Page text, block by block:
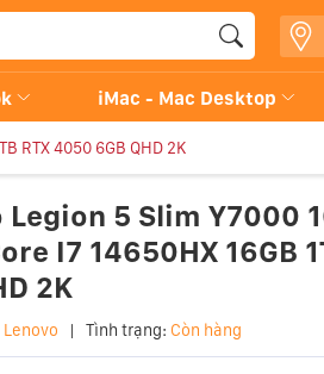
iMac - Mac Desktop
RTX 4050 6GB QHD 2K
Legion 5 Slim Y7000
I7 14650HX 16GB
2K
Lenovo | Tình trạng: Còn hàng